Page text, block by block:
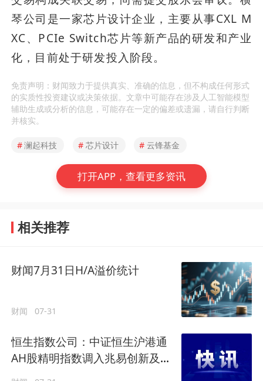
琴公司是一家芯片设计企业，主要从事CXL M
XC、PCIe Switch芯片等新产品的研发和产业
化，目前处于研发投入阶段。
免责声明：财闻致力于提供真实、准确的信息，但不构成任何形式
的实质性投资建议或决策依据。文章中可能存在涉及人工智能模型
辅助生成或分析的信息，可能存在一定的偏差或遗漏，请自行判断
并核实。
#澜起科技 # 芯片设计 # 云锋基金
打开APP，查看更多资讯
相关推荐
财闻7月31日H/A溢价统计
财闻 07-31
恒生指数公司：中证恒生沪港通
AH股精明指数调入兆易创新及澜